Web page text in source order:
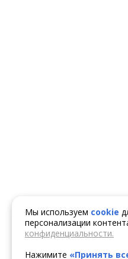
Мы используем cookie
персонализации
конфиденциальности.
Нажимите «Принять